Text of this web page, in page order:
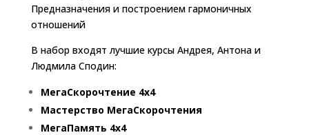
Предназначения и построением гармоничных
отношений
В набор входят лучшие курсы Андрея, Антона и
Людмила Сподин:
МегаСкорочтение 4х4
Мастерство МегаСкорочтения
МегаПамять 4х4